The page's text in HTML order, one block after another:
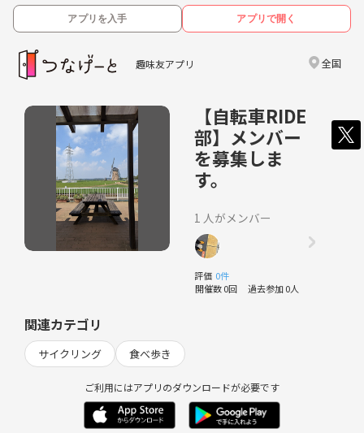
アプリを入手 アプリで開く
趣味友アプリ 全国
【自転車RIDE
部】メンバー
を募集しま
す。
1 人がメンバー
評価 0件
開催数 0回 過去参加 0人
関連カテゴリ
サイクリング 食べ歩き
ご利用にはアプリのダウンロードが必要です